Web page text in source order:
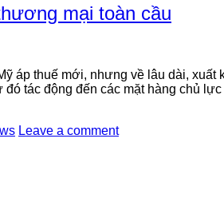
mại toàn cầu
áp thuế mới, nhưng về lâu dài,
tác động đến các mặt hàng chủ lực
Leave a comment